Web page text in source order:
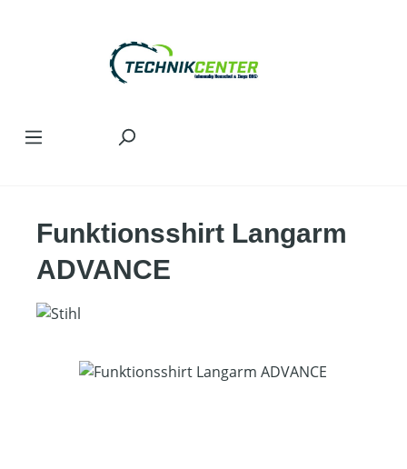
Funktionsshirt Langarm
ADVANCE
Bildergalerie überspringen